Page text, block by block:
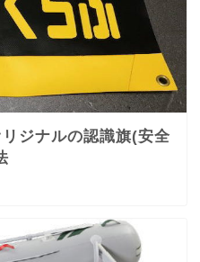
リジナルの認識旗(安全